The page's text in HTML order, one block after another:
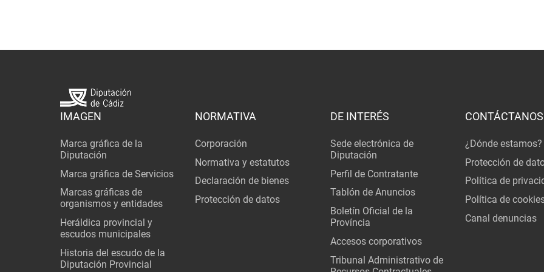
IMAGEN
Marca gráfica de la
Diputación
Marca gráfica de Servicios
Marcas gráficas de
organismos y entidades
Heráldica provincial y
escudos municipales
Historia del escudo de la
Diputación Provincial
NORMATIVA
Corporación
Normativa y estatutos
Declaración de bienes
Protección de datos
DE INTERÉS
Sede electrónica de
Diputación
Perfil de Contratante
Tablón de Anuncios
Boletín Oficial de la
Província
Accesos corporativos
Tribunal Administrativo de
CONTÁCTANOS
¿Dónde estamos?
Protección de
Política de
Política de
Canal denuncias